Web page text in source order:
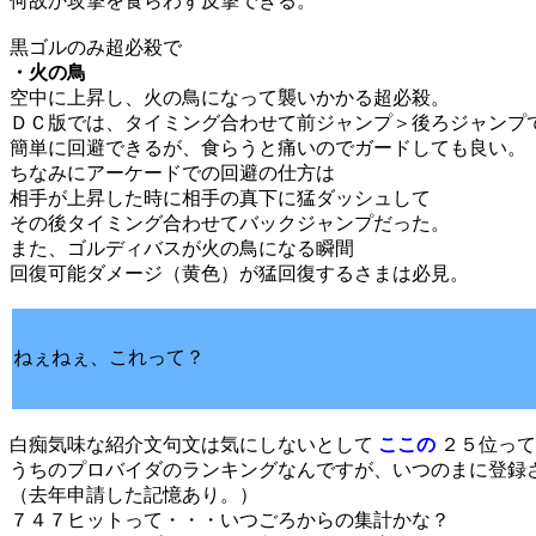
黒ゴルのみ超必殺で
・火の鳥
空中に上昇し、火の鳥になって襲いかかる超必殺。
ＤＣ版では、タイミング合わせて前ジャンプ＞後ろジャンプ
簡単に回避できるが、食らうと痛いのでガードしても良い。
ちなみにアーケードでの回避の仕方は
相手が上昇した時に相手の真下に猛ダッシュして
その後タイミング合わせてバックジャンプだった。
また、ゴルディバスが火の鳥になる瞬間
回復可能ダメージ（黄色）が猛回復するさまは必見。
ねぇねぇ、これって？
白痴気味な紹介文句文は気にしないとして ここの ２５位っ
うちのプロバイダのランキングなんですが、いつのまに登録
（去年申請した記憶あり。）
７４７ヒットって・・・いつごろからの集計かな？